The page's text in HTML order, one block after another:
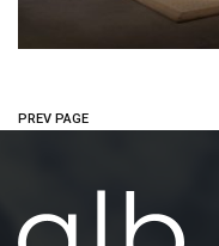
PREV PAGE